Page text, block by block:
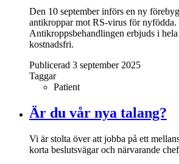
Den 10 september införs en ny
antikroppar mot RS-virus för nyfödda.
Antikroppsbehandlingen erbjuds i
kostnadsfri.
Publicerad 3 september 2025
Taggar
Patient
Är du vår nya talang?
Vi är stolta över att jobba på ett
korta beslutsvägar och närvarande